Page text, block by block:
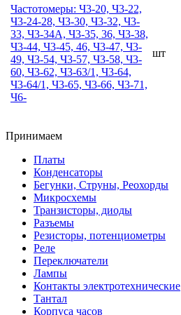
Частотомеры: Ч3-20, Ч3-22,
Ч3-24-28, Ч3-30, Ч3-32, Ч3-
33, Ч3-34А, Ч3-35, 36, Ч3-38,
Ч3-44, Ч3-45, 46, Ч3-47, Ч3-
49, Ч3-54, Ч3-57, Ч3-58, Ч3-
60, Ч3-62, Ч3-63/1, Ч3-64,
Ч3-64/1, Ч3-65, Ч3-66, Ч3-71,
Ч6-
шт
Принимаем
Платы
Конденсаторы
Бегунки, Струны, Реохорды
Микросхемы
Транзисторы, диоды
Разъемы
Резисторы, потенциометры
Реле
Переключатели
Лампы
Контакты электротехнические
Тантал
Корпуса часов